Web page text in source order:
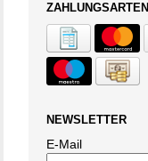
ZAHLUNGSARTEN
NEWSLETTER
E-Mail